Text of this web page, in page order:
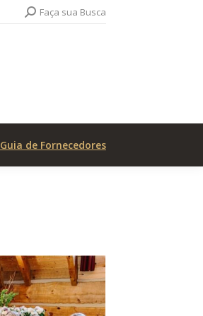
Search:Faça sua Busca
Guia de Fornecedores